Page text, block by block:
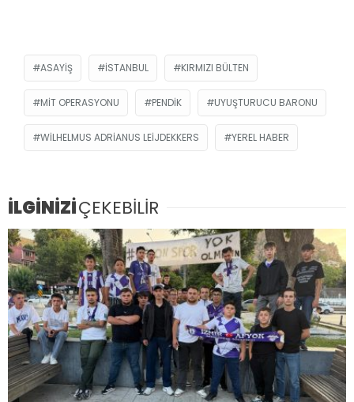
ASAYIŞ ISTANBUL KIRMIZI BÜLTEN
MİT OPERASYONU PENDIK UYUŞTURUCU BARONU
WILHELMUS ADRIANUS LEIJDEKKERS YEREL HABER
İLGİNİZİÇEKEBİLİR